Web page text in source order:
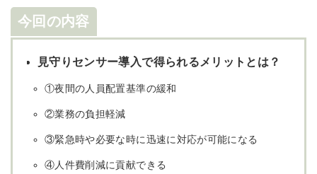
今回の内容
見守りセンサー導入で得られるメリットとは？
①夜間の人員配置基準の緩和
②業務の負担軽減
③緊急時や必要な時に迅速に対応が可能になる
④人件費削減に貢献できる